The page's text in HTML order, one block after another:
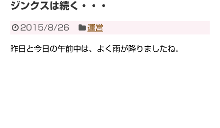
ジンクスは続く・・・
2015/8/26 運営
昨日と今日の午前中は、よく雨が降りましたね。